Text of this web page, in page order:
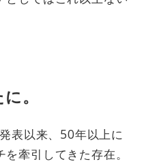
。
表以来、50年以上に
牽引してきた存在。